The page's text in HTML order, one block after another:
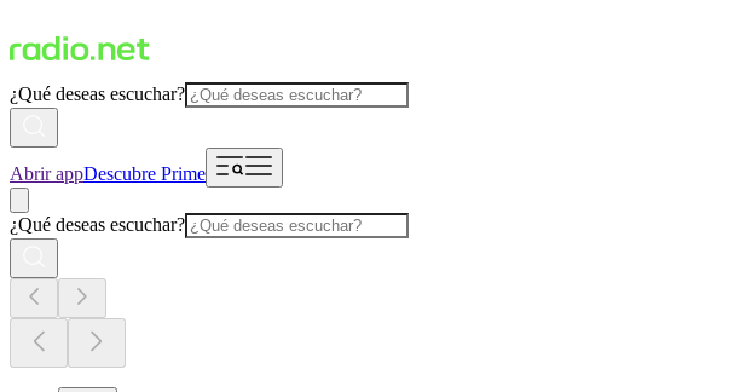
¿Qué deseas escuchar?
Abrir appDescubre Prime
¿Qué deseas escuchar?